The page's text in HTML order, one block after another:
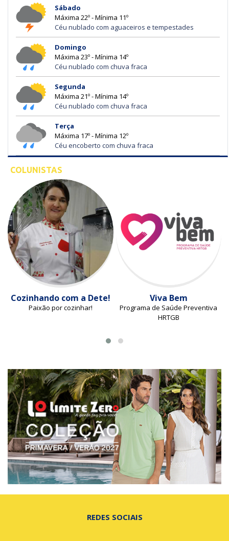
Sábado
Máxima 22º - Mínima 11º
Céu nublado com aguaceiros e tempestades
Domingo
Máxima 23º - Mínima 14º
Céu nublado com chuva fraca
Segunda
Máxima 21º - Mínima 14º
Céu nublado com chuva fraca
Terça
Máxima 17º - Mínima 12º
Céu encoberto com chuva fraca
COLUNISTAS
Cozinhando com a Dete!
Paixão por cozinhar!
Viva Bem
Programa de Saúde Preventiva
HRTGB
REDES SOCIAIS